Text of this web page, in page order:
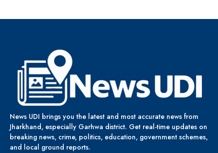
News UDI brings you the latest and most accurate news from
Jharkhand, especially Garhwa district. Get real-time updates on
breaking news, crime, politics, education, government schemes,
and local ground reports.